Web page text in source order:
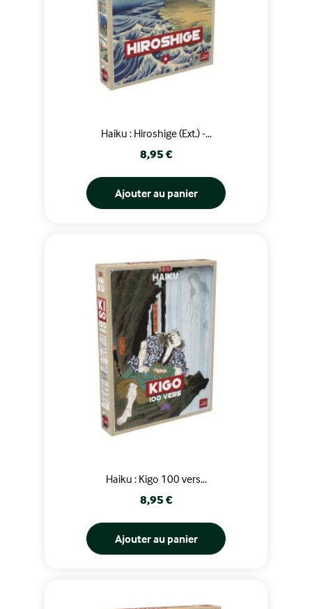
Haiku : Hiroshige (Ext.) -...
Prix
8,95 €
Ajouter au panier
Haiku : Kigo 100 vers...
Prix
8,95 €
Ajouter au panier